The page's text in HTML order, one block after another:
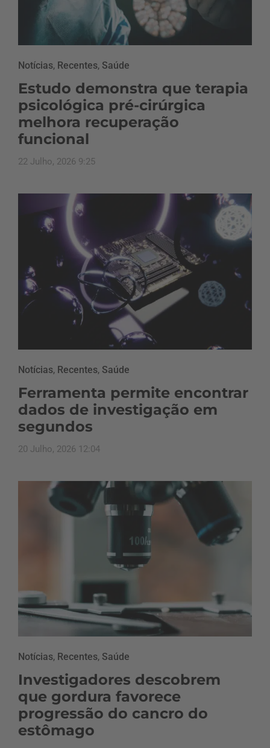
Notícias, Recentes, Saúde
Estudo demonstra que terapia
psicológica pré-cirúrgica
melhora recuperação
funcional
22 Julho, 2026 9:25
Notícias, Recentes, Saúde
Ferramenta permite encontrar
dados de investigação em
segundos
20 Julho, 2026 12:04
Notícias, Recentes, Saúde
Investigadores descobrem
que gordura favorece
progressão do cancro do
estômago